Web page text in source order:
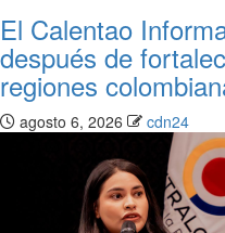
El Calentao
después de
regiones
agosto 6, 2026 cdn24